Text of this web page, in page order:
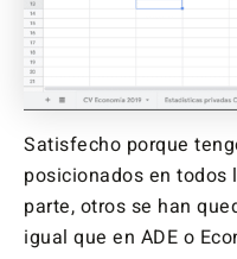
Satisfecho porque
posicionados en todos
parte, otros se han
igual que en ADE o